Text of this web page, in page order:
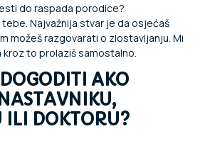
do raspada porodice?
Najvažnija stvar je da osjećaš
možeš razgovarati o zlostavljanju. Mi
to prolaziš samostalno.
AKO
ILI DOKTORU?